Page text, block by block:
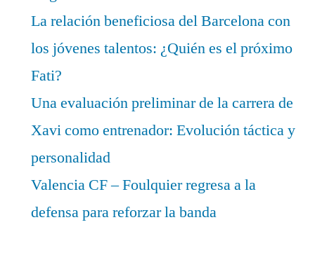
La relación beneficiosa del Barcelona con
los jóvenes talentos: ¿Quién es el próximo
Fati?
Una evaluación preliminar de la carrera de
Xavi como entrenador: Evolución táctica y
personalidad
Valencia CF – Foulquier regresa a la
defensa para reforzar la banda